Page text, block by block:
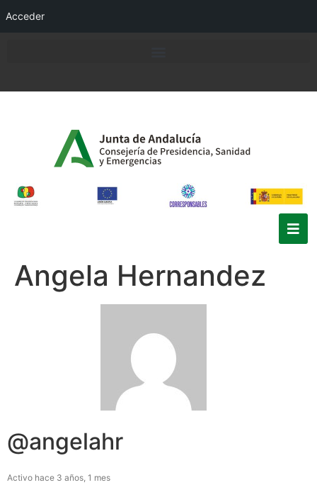
Acceder
Angela Hernandez
@angelahr
Activo hace 3 años, 1 mes